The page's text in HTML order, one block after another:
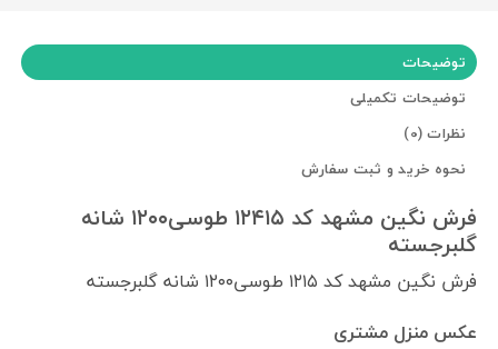
توضیحات
توضیحات تکمیلی
نظرات (0)
نحوه خرید و ثبت سفارش
فرش نگین مشهد کد ۱۲۴۱۵ طوسی۱۲۰۰ شانه
گلبرجسته
فرش نگین مشهد کد ۱۲۱۵ طوسی۱۲۰۰ شانه گلبرجسته
عکس منزل مشتری